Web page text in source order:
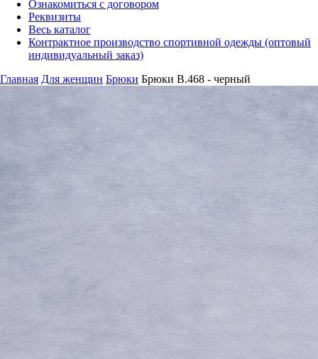
Ознакомиться с договором
Реквизиты
Весь каталог
Контрактное производство спортивной одежды (оптовый
индивидуальный заказ)
Главная Для женщин Брюки Брюки B.468 - черный